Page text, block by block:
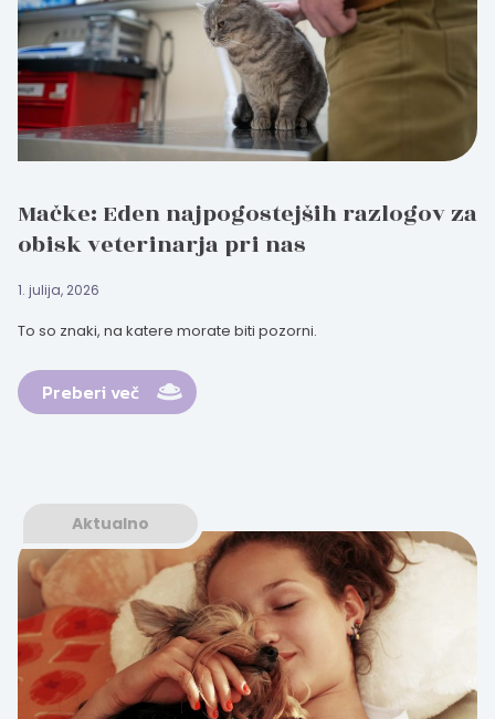
Mačke: Eden najpogostejših razlogov za
obisk veterinarja pri nas
1. julija, 2026
To so znaki, na katere morate biti pozorni.
Preberi več
Aktualno